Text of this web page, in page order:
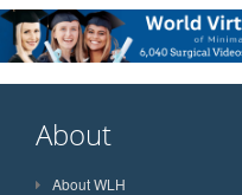
About
About WLH